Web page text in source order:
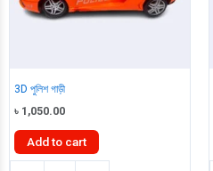
3D পুলিশ গাড়ী
৳ 1,050.00
Add to cart